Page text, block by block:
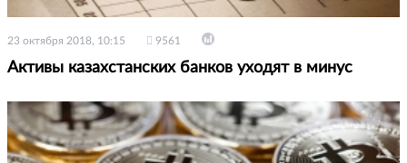
23 октября 2018, 10:15 9561
Активы казахстанских банков уходят в минус